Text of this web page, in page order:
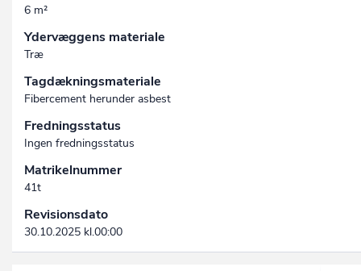
6 m²
Ydervæggens materiale
Træ
Tagdækningsmateriale
Fibercement herunder asbest
Fredningsstatus
Ingen fredningsstatus
Matrikelnummer
41t
Revisionsdato
30.10.2025 kl.00:00